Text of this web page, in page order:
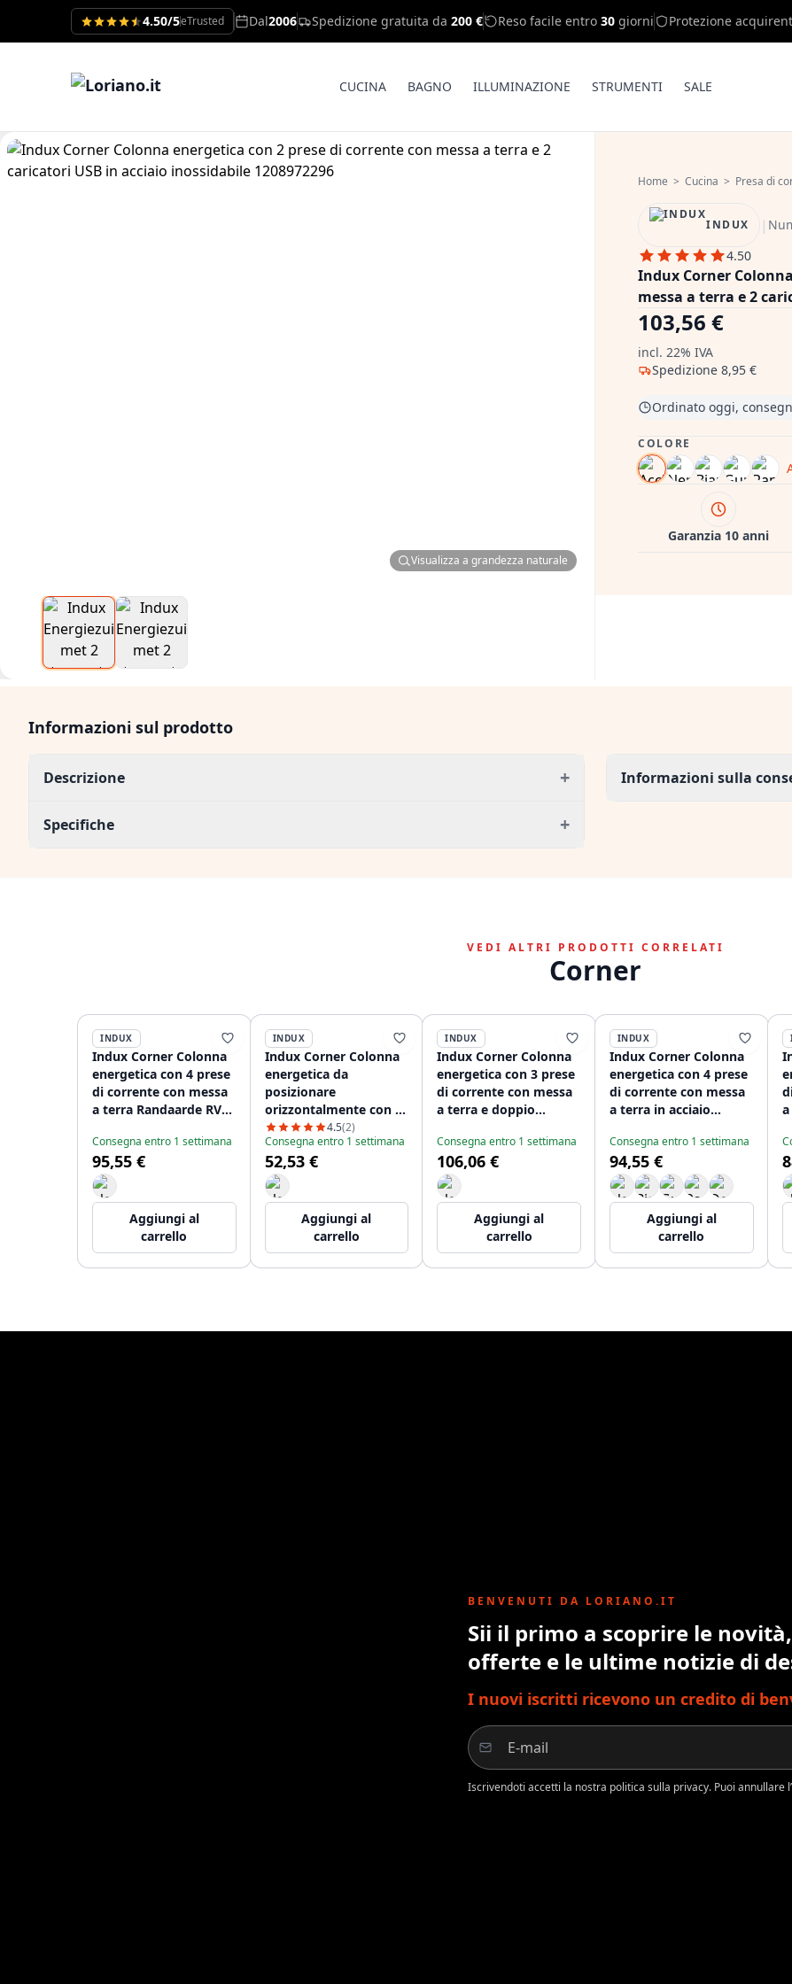
4.50/5eTrusted Dal2006 Spedizione gratuita da 200 € Reso facile entro 30 giorni Protezione
CUCINA BAGNO ILLUMINAZIONE STRUMENTI SALE
Visualizza a grandezza naturale
Home > Cucina > Presa di
INDUX |
4.50
Indux Corner
messa a terra e 2
103,56 €
incl. 22% IVA
Spedizione 8,95 €
Ordinato oggi,
COLORE
Garanzia 10 anni
Informazioni sul prodotto
Descrizione +
Specifiche +
Informazioni sulla
VEDI ALTRI PRODOTTI CORRELATI
Corner
INDUX
Indux Corner Colonna
energetica con 4 prese
di corrente con messa
a terra Randaarde RVS
Consegna entro 1 settimana
95,55 €
Aggiungi al
carrello
INDUX
Indux Corner Colonna
energetica da
posizionare
orizzontalmente con 2
prese di corrente con
messa a terra in acciaio
inossidabile
1208953211
4.5(2)
Consegna entro 1 settimana
52,53 €
Aggiungi al
carrello
INDUX
Indux Corner Colonna
energetica con 3 prese
di corrente con messa
a terra e doppio
acciaio inossidabile
1208953216
Consegna entro 1 settimana
106,06 €
Aggiungi al
carrello
INDUX
Indux Corner Colonna
energetica con 4 prese
di corrente con messa
a terra in acciaio
1208953218
Consegna entro 1 settimana
94,55 €
Aggiungi al
carrello
BENVENUTI DA LORIANO.IT
Sii il primo a scoprire le
offerte e le ultime notizie di
I nuovi iscritti ricevono un credito di
Iscrivendoti accetti la nostra politica sulla privacy. Puoi annullare